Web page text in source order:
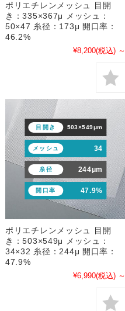
ポリエチレンメッシュ 目開
き：335×367μ メッシュ：
50×47 糸径：173μ 開口率：
46.2%
¥8,200(税込) ～
目開き 503×549μm
メッシュ 34
糸径 244μm
開口率 47.9%
ポリエチレンメッシュ 目開
き：503×549μ メッシュ：
34×32 糸径：244μ 開口率：
47.9%
¥6,990(税込) ～